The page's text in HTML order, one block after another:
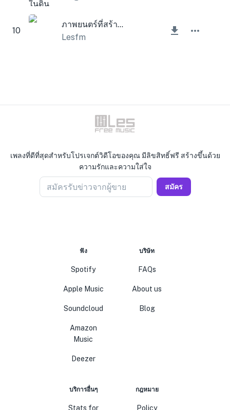
10
ภาพยนตร์ที่สร้างแรงบันดาลใจ
Lesfm
เพลงที่ดีที่สุดสำหรับโปรเจกต์วิดีโอของคุณ มีลิขสิทธิ์ฟรี สร้างขึ้นด้วย
ความรักและความใส่ใจ
สมัครรับข่าวจากผู้ขาย สมัคร
ฟัง
Spotify
Apple Music
Soundcloud
Amazon
Music
Deezer
บริษัท
FAQs
About us
Blog
บริการอื่นๆ
Stats for
กฎหมาย
Policy